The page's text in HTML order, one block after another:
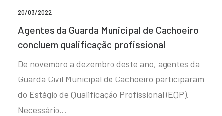
20/03/2022
Agentes da Guarda Municipal de Cachoeiro
concluem qualificação profissional
De novembro a dezembro deste ano, agentes da
Guarda Civil Municipal de Cachoeiro participaram
do Estágio de Qualificação Profissional (EQP).
Necessário…